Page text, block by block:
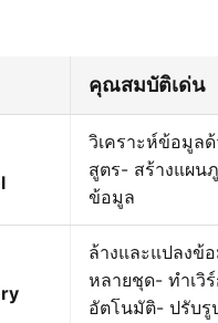
คุณสมบัติเด่น
วิเคราะห์ข้อมูล
สูตร- สร้างแผน
ข้อมูล
ล้างและแปลงข้
หลายชุด- ทำเวิ
อัตโนมัติ- ปรับ